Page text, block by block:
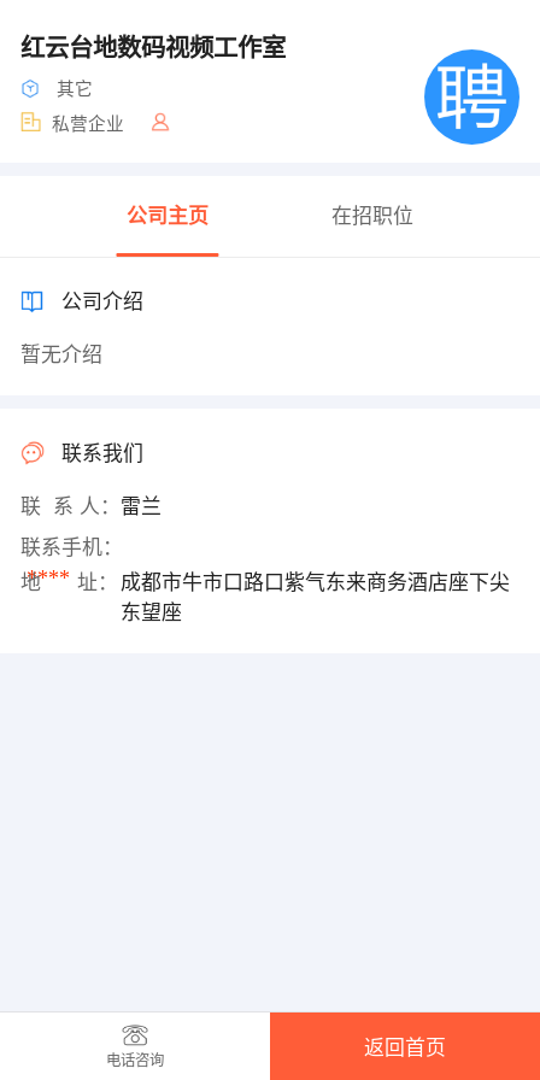
红云台地数码视频工作室
其它
私营企业
公司主页 在招职位
公司介绍
暂无介绍
联系我们
联 系 人： 雷兰
联系手机：
****
地 址：
成都市牛市口路口紫气东来商务酒店座下尖
东望座
电话咨询
返回首页